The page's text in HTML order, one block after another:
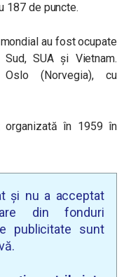
187 de puncte.
au fost ocupate
SUA și Vietnam.
(Norvegia), cu
în 1959 în
și nu a acceptat
din fonduri
publicitate sunt